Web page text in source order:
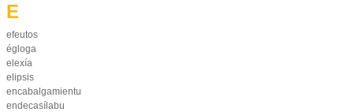
E
efeutos
égloga
elexía
elipsis
encabalgamientu
endecasílabu